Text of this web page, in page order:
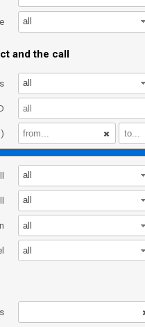
all
and the call
all
all
all
all
all